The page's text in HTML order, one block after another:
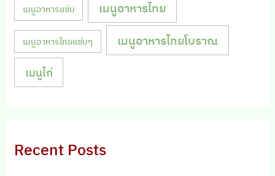
เมนูอาหารแซ่บ เมนูอาหารไทย
เมนูอาหารไทยแซ่บๆ เมนูอาหารไทยโบราณ
เมนูไก่
Recent Posts